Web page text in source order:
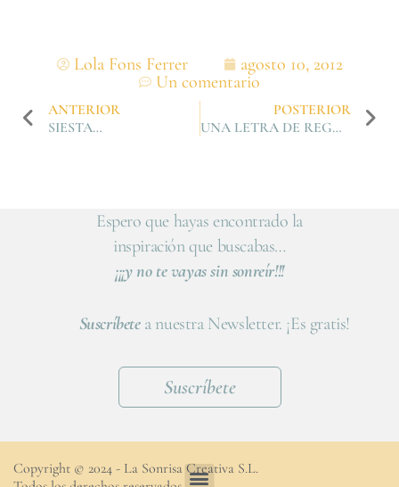
Lola Fons Ferrer
agosto 10, 2012
Un comentario
ANTERIOR
SIESTA…
POSTERIOR
UNA LETRA DE REGALO
Espero que hayas encontrado la
inspiración que buscabas…
¡¡¡y no te vayas sin sonreír!!!
Suscríbetea nuestra Newsletter. ¡Es gratis!
Suscríbete
Copyright © 2024 - La Sonrisa Creativa S.L.